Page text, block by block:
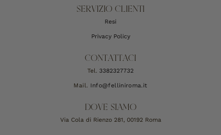
SERVIZIO CLIENTI
Resi
Privacy Policy
CONTATTACI
Tel. 3382327732
Mail. Info@felliniroma.it
DOVE SIAMO
Via Cola di Rienzo 281, 00192 Roma